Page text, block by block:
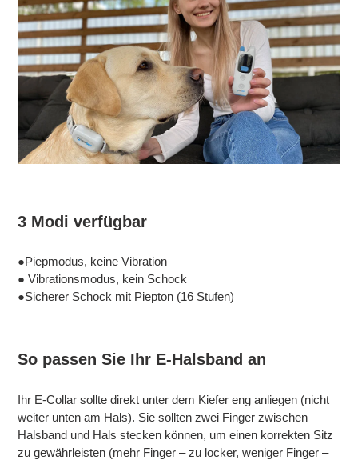
3 Modi verfügbar
●Piepmodus, keine Vibration
● Vibrationsmodus, kein Schock
●Sicherer Schock mit Piepton (16 Stufen)
So passen Sie Ihr E-Halsband an
Ihr E-Collar sollte direkt unter dem Kiefer eng anliegen (nicht
weiter unten am Hals). Sie sollten zwei Finger zwischen
Halsband und Hals stecken können, um einen korrekten Sitz
zu gewährleisten (mehr Finger – zu locker, weniger Finger –